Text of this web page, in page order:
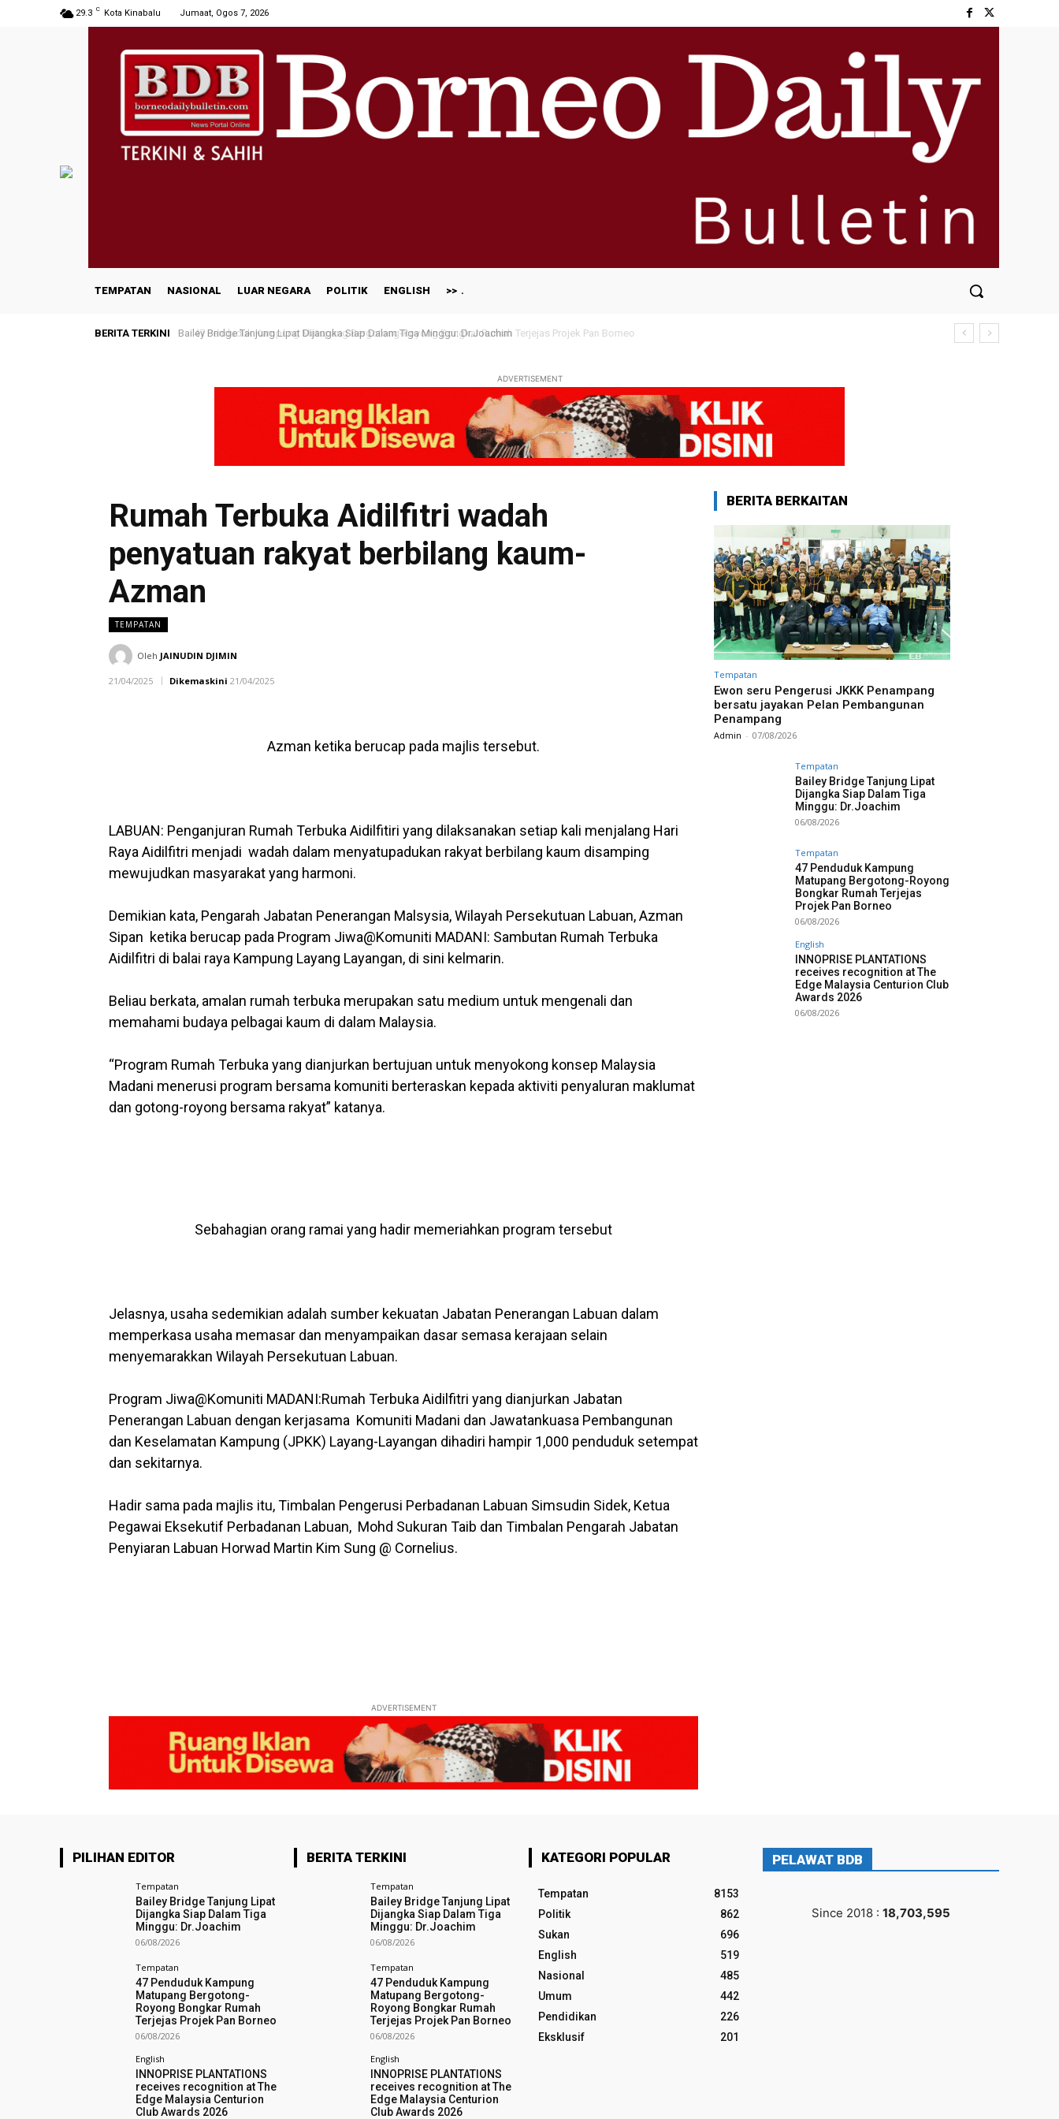
29.3 C Kota Kinabalu Jumaat, Ogos 7, 2026
TEMPATAN NASIONAL LUAR NEGARA POLITIK ENGLISH >>
BERITA TERKINIBailey Bridge Tanjung Lipat Dijangka Siap Dalam Tiga Minggu: Dr.Joachim
47 Penduduk Kampung Matupang Bergotong-Royong Bongkar Rumah Terjejas Projek Pan Borneo
ADVERTISEMENT
Rumah Terbuka Aidilfitri wadah
penyatuan rakyat berbilang kaum-
Azman
TEMPATAN
Oleh JAINUDIN DJIMIN
21/04/2025 Dikemaskini 21/04/2025
Azman ketika berucap pada majlis tersebut.
LABUAN: Penganjuran Rumah Terbuka Aidilfitiri yang dilaksanakan setiap kali menjalang Hari
Raya Aidilfitri menjadi wadah dalam menyatupadukan rakyat berbilang kaum disamping
mewujudkan masyarakat yang harmoni.
Demikian kata, Pengarah Jabatan Penerangan Malsysia, Wilayah Persekutuan Labuan, Azman
Sipan ketika berucap pada Program Jiwa@Komuniti MADANI: Sambutan Rumah Terbuka
Aidilfitri di balai raya Kampung Layang Layangan, di sini kelmarin.
Beliau berkata, amalan rumah terbuka merupakan satu medium untuk mengenali dan
memahami budaya pelbagai kaum di dalam Malaysia.
“Program Rumah Terbuka yang dianjurkan bertujuan untuk menyokong konsep Malaysia
Madani menerusi program bersama komuniti berteraskan kepada aktiviti penyaluran maklumat
dan gotong-royong bersama rakyat” katanya.
Sebahagian orang ramai yang hadir memeriahkan program tersebut
Jelasnya, usaha sedemikian adalah sumber kekuatan Jabatan Penerangan Labuan dalam
memperkasa usaha memasar dan menyampaikan dasar semasa kerajaan selain
menyemarakkan Wilayah Persekutuan Labuan.
Program Jiwa@Komuniti MADANI:Rumah Terbuka Aidilfitri yang dianjurkan Jabatan
Penerangan Labuan dengan kerjasama Komuniti Madani dan Jawatankuasa Pembangunan
dan Keselamatan Kampung (JPKK) Layang-Layangan dihadiri hampir 1,000 penduduk setempat
dan sekitarnya.
Hadir sama pada majlis itu, Timbalan Pengerusi Perbadanan Labuan Simsudin Sidek, Ketua
Pegawai Eksekutif Perbadanan Labuan, Mohd Sukuran Taib dan Timbalan Pengarah Jabatan
Penyiaran Labuan Horwad Martin Kim Sung @ Cornelius.
ADVERTISEMENT
BERITA BERKAITAN
Tempatan
Ewon seru Pengerusi JKKK Penampang
bersatu jayakan Pelan Pembangunan
Penampang
Admin - 07/08/2026
Tempatan
Bailey Bridge Tanjung Lipat
Dijangka Siap Dalam Tiga
Minggu: Dr.Joachim
06/08/2026
Tempatan
47 Penduduk Kampung
Matupang Bergotong-Royong
Bongkar Rumah Terjejas
Projek Pan Borneo
06/08/2026
English
INNOPRISE PLANTATIONS
receives recognition at The
Edge Malaysia Centurion Club
Awards 2026
06/08/2026
PILIHAN EDITOR
Tempatan
Bailey Bridge Tanjung Lipat
Dijangka Siap Dalam Tiga
Minggu: Dr.Joachim
06/08/2026
Tempatan
47 Penduduk Kampung
Matupang Bergotong-
Royong Bongkar Rumah
Terjejas Projek Pan Borneo
06/08/2026
English
INNOPRISE PLANTATIONS
receives recognition at The
Edge Malaysia Centurion
Club Awards 2026
BERITA TERKINI
Tempatan
Bailey Bridge Tanjung Lipat
Dijangka Siap Dalam Tiga
Minggu: Dr.Joachim
06/08/2026
Tempatan
47 Penduduk Kampung
Matupang Bergotong-
Royong Bongkar Rumah
Terjejas Projek Pan Borneo
06/08/2026
English
INNOPRISE PLANTATIONS
receives recognition at The
Edge Malaysia Centurion
Club Awards 2026
KATEGORI POPULAR
Tempatan
8153
Politik
862
Sukan
696
English
519
Nasional
485
Umum
442
Pendidikan
226
Eksklusif
201
PELAWAT BDB
Since 2018 : 18,703,595